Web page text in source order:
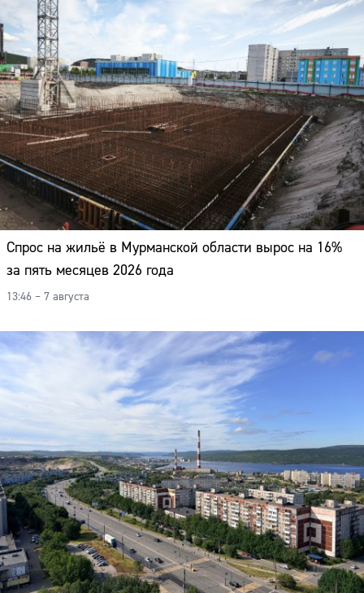
Спрос на жильё в Мурманской области вырос на 16%
за пять месяцев 2026 года
13:46 – 7 августа